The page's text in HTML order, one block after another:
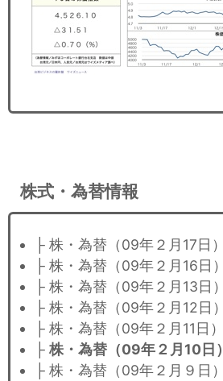
飲食店情報
株式・為替情報
├ 株・為替（09年２月17日）
├ 株・為替（09年２月16日）
├ 株・為替（09年２月13日）
├ 株・為替（09年２月12日）
├ 株・為替（09年２月11日）
├ 株・為替（09年２月10日）
├ 株・為替（09年２月９日）